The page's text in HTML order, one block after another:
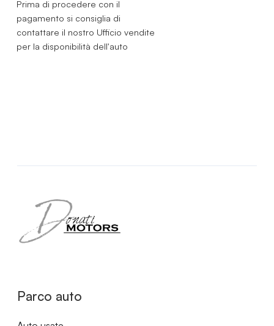
Prima di procedere con il
pagamento si consiglia di
contattare il nostro Ufficio vendite
per la disponibilità dell'auto
Parco auto